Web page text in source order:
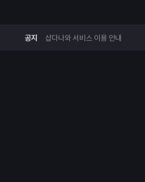
공지 샵다나와 서비스 이용 안내